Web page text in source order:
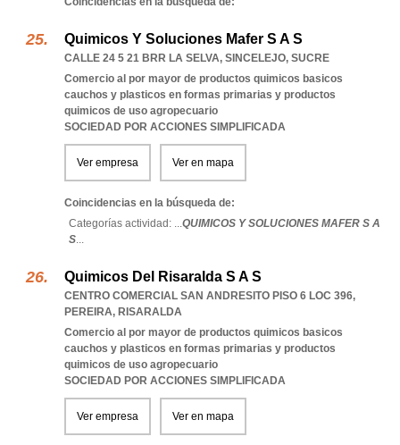
Quimicos Y Soluciones Mafer S A S
CALLE 24 5 21 BRR LA SELVA, SINCELEJO, SUCRE
Comercio al por mayor de productos quimicos basicos
cauchos y plasticos en formas primarias y productos
quimicos de uso agropecuario
SOCIEDAD POR ACCIONES SIMPLIFICADA
Ver empresa Ver en mapa
Coincidencias en la búsqueda de:
Categorías actividad: ...QUIMICOS Y SOLUCIONES MAFER S A
S...
Quimicos Del Risaralda S A S
CENTRO COMERCIAL SAN ANDRESITO PISO 6 LOC 396,
PEREIRA, RISARALDA
Comercio al por mayor de productos quimicos basicos
cauchos y plasticos en formas primarias y productos
quimicos de uso agropecuario
SOCIEDAD POR ACCIONES SIMPLIFICADA
Ver empresa Ver en mapa